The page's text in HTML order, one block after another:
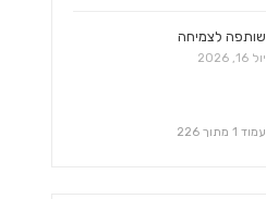
שותפה לצמיחה
יול 16, 2026
עמוד 1 מתוך 226